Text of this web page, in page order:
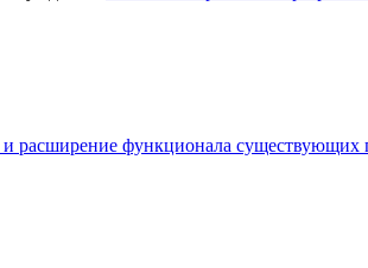
функционала существующих